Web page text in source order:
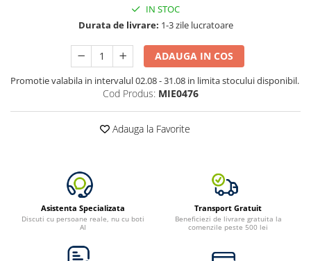
Toate generatoarele
Panouri Solare Pliabile
Cauta dupa marca
Toate panourile portabile
Kituri solare pentru balcon
Componente Fotovoltaice
IN STOC
Durata de livrare: 1-3 zile lucratoare
ADAUGA IN COS
Promotie valabila in intervalul 02.08 - 31.08 in limita stocului disponibil.
Cod Produs: MIE0476
Adauga la Favorite
Asistenta Specializata
Discuti cu persoane reale, nu cu boti
AI
Transport Gratuit
Beneficiezi de livrare gratuita la
comenzile peste 500 lei